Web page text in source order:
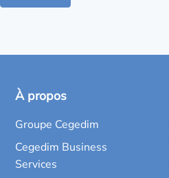
À propos
Groupe Cegedim
Cegedim Business
Services